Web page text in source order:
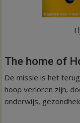
The home of
De missie is het
hoop verloren zijn,
onderwijs,